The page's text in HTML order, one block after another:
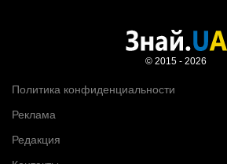
Политика конфиденциальности
Реклама
Редакция
© 2015 - 2026